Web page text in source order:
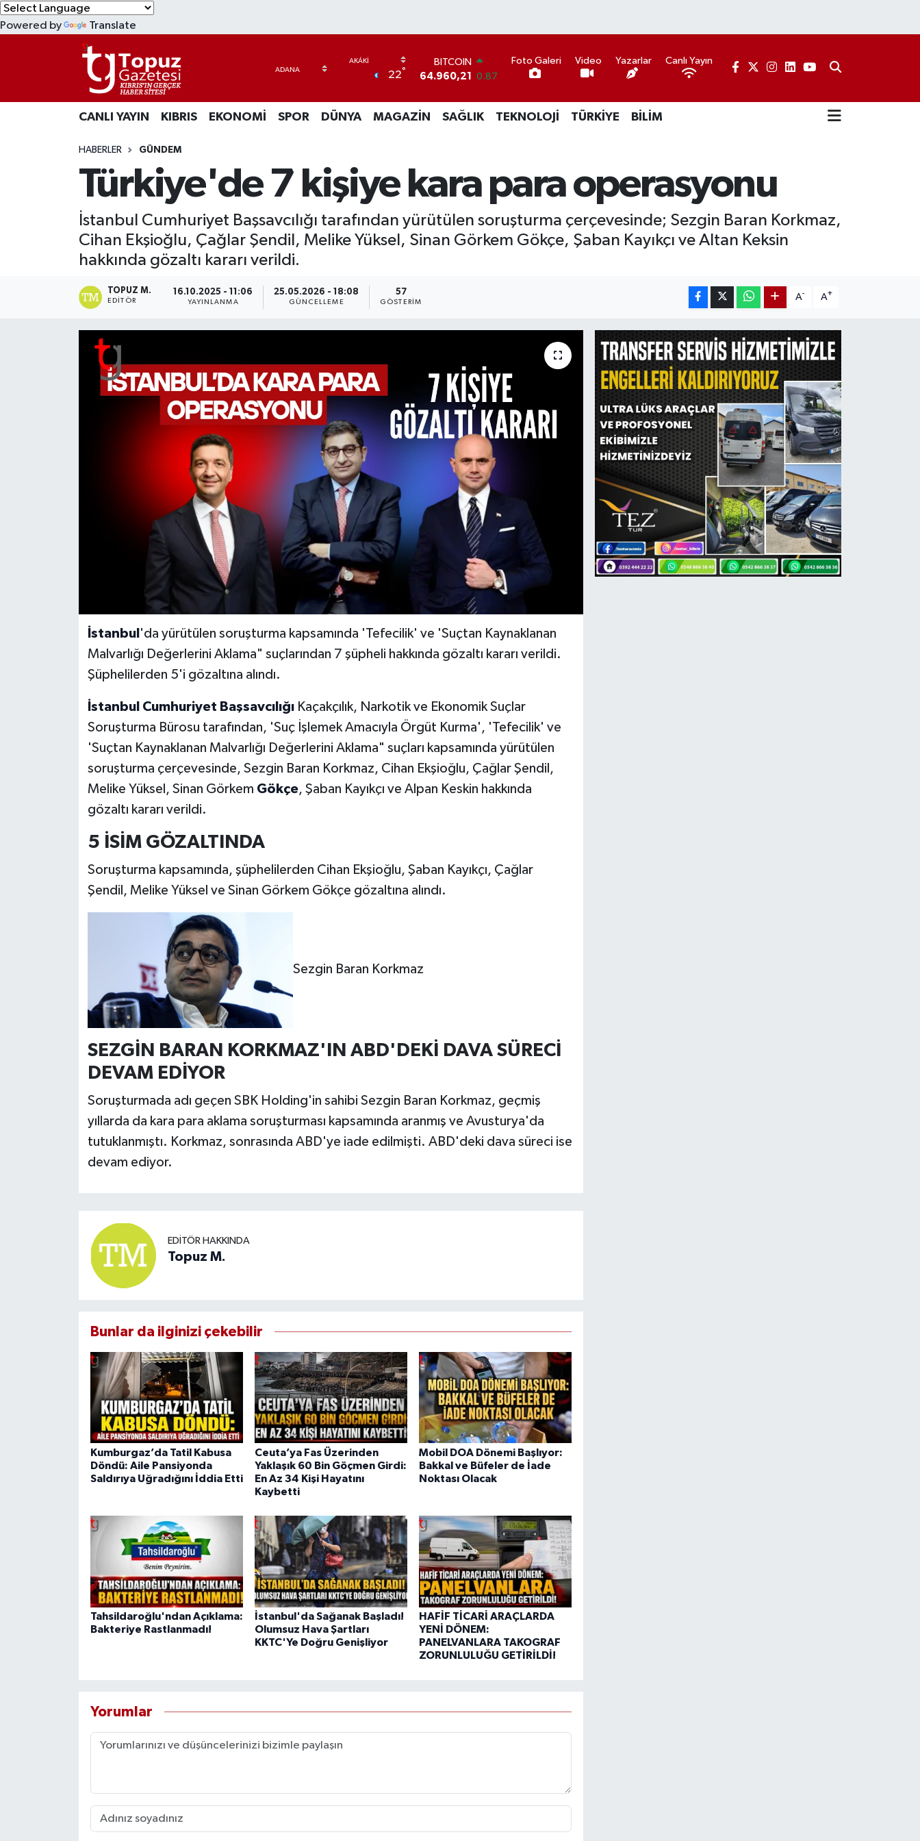
Powered by Translate
22°
BITCOIN
64.960,21 0.87
47,7436 0.18
EURO
6648.99 2.59
13.773
-19
Foto Galeri Video Yazarlar Canlı Yayın
CANLI YAYIN KIBRIS EKONOMİ SPOR DÜNYA MAGAZİN SAĞLIK TEKNOLOJİ TÜRKİYE BİLİM
HABERLER GÜNDEM
Türkiye'de 7 kişiye kara para operasyonu
İstanbul Cumhuriyet Başsavcılığı tarafından yürütülen soruşturma çerçevesinde; Sezgin Baran Korkmaz,
Cihan Ekşioğlu, Çağlar Şendil, Melike Yüksel, Sinan Görkem Gökçe, Şaban Kayıkçı ve Altan Keksin
hakkında gözaltı kararı verildi.
TOPUZ M.
EDITÖR
16.10.2025 - 11:06
YAYINLANMA
25.05.2026 - 18:08
GÜNCELLEME
57
GÖSTERIM
A- A+
İstanbul 'da yürütülen soruşturma kapsamında 'Tefecilik' ve 'Suçtan Kaynaklanan
Malvarlığı Değerlerini Aklama" suçlarından 7 şüpheli hakkında gözaltı kararı verildi.
Şüphelilerden 5'i gözaltına alındı.
İstanbul Cumhuriyet BaşsavcılığıKaçakçılık, Narkotik ve Ekonomik Suçlar
Soruşturma Bürosu tarafından, 'Suç İşlemek Amacıyla Örgüt Kurma', 'Tefecilik' ve
'Suçtan Kaynaklanan Malvarlığı Değerlerini Aklama" suçları kapsamında yürütülen
soruşturma çerçevesinde, Sezgin Baran Korkmaz, Cihan Ekşioğlu, Çağlar Şendil,
Melike Yüksel, Sinan Görkem Gökçe, Şaban Kayıkçı ve Alpan Keskin hakkında
gözaltı kararı verildi.
5 İSİM GÖZALTINDA
Soruşturma kapsamında, şüphelilerden Cihan Ekşioğlu, Şaban Kayıkçı, Çağlar
Şendil, Melike Yüksel ve Sinan Görkem Gökçe gözaltına alındı.
Sezgin Baran Korkmaz
SEZGİN BARAN KORKMAZ'IN ABD'DEKİ DAVA SÜRECİ
DEVAM EDİYOR
Soruşturmada adı geçen SBK Holding'in sahibi Sezgin Baran Korkmaz, geçmiş
yıllarda da kara para aklama soruşturması kapsamında aranmış ve Avusturya'da
tutuklanmıştı. Korkmaz, sonrasında ABD'ye iade edilmişti. ABD'deki dava süreci ise
devam ediyor.
EDITÖR HAKKINDA
Topuz M.
Bunlar da ilginizi çekebilir
Kumburgaz’da Tatil Kabusa
Döndü: Aile Pansiyonda
Saldırıya Uğradığını İddia Etti
Ceuta’ya Fas Üzerinden
Yaklaşık 60 Bin Göçmen Girdi:
En Az 34 Kişi Hayatını
Kaybetti
Mobil DOA Dönemi Başlıyor:
Bakkal ve Büfeler de İade
Noktası Olacak
Tahsildaroğlu'ndan Açıklama:
Bakteriye Rastlanmadı!
İstanbul'da Sağanak Başladı!
Olumsuz Hava Şartları
KKTC'Ye Doğru Genişliyor
HAFİF TİCARİ ARAÇLARDA
YENİ DÖNEM:
PANELVANLARA TAKOGRAF
ZORUNLULUĞU GETİRİLDİ!
Yorumlar
EKONOMİ
MAGAZİN
TEKNOLOJİ
TÜRKİYE
Lefkoşa Nöbetçi Eczaneler
Lefkoşa Hava Durumu
Lefkoşa Trafik Yoğunluk Haritası
Süper Lig Puan Durumu ve Fikstür
Tüm Manşetler
Son Dakika Haberleri
Haber Arşivi